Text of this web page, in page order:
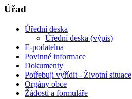
Úřad
Úřední deska
Úřední deska (výpis)
E-podatelna
Povinné informace
Dokumenty
Potřebuji vyřídit - Životní situace
Orgány obce
Žádosti a formuláře